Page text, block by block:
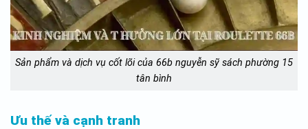
Sản phẩm và dịch vụ cốt lõi của 66b nguyễn sỹ sách phường 15
tân bình
Ưu thế và cạnh tranh